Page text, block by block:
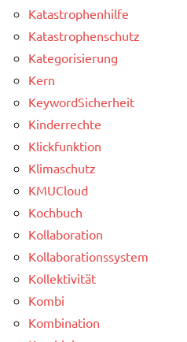
Katastrophenhilfe
Katastrophenschutz
Kategorisierung
Kern
KeywordSicherheit
Kinderrechte
Klickfunktion
Klimaschutz
KMUCloud
Kochbuch
Kollaboration
Kollaborationssystem
Kollektivität
Kombi
Kombination